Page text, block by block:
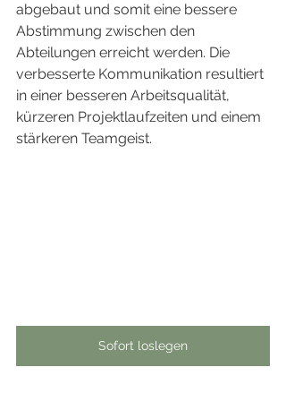
abgebaut und somit eine bessere
Abstimmung zwischen den
Abteilungen erreicht werden. Die
verbesserte Kommunikation resultiert
in einer besseren Arbeitsqualität,
kürzeren Projektlaufzeiten und einem
stärkeren Teamgeist.
Sofort loslegen